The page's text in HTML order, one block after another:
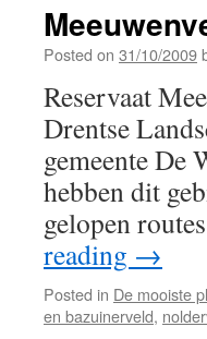
Posted on 31/10/2009
Reservaat
Drentse
gemeente De
hebben dit
gelopen
reading →
Posted in De mooiste
en bazuinerveld,